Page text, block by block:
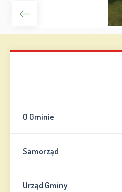
O Gminie
Samorząd
Urząd Gminy